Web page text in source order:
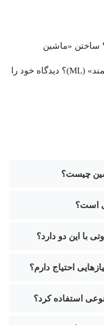
ساختن «ماشین
هوشمند» (AI) یا طراحی «موتورهای قدرتمند» (ML)؟ دیدگاه خود را
چیست؟
است؟
احتیاج دارم؟
استفاده کرد؟